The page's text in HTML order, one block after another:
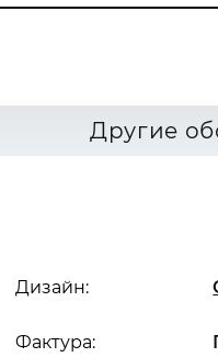
Другие
Дизайн:
Фактура: